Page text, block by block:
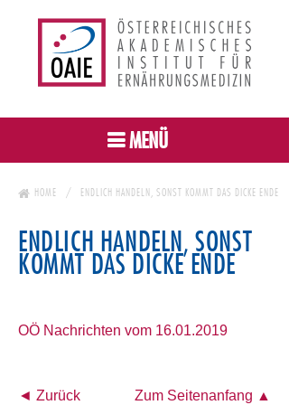
MENÜ
HOME ENDLICH HANDELN, SONST KOMMT DAS DICKE ENDE
ENDLICH HANDELN, SONST
KOMMT DAS DICKE ENDE
OÖ Nachrichten vom 16.01.2019
◄ Zurück Zum Seitenanfang ▲